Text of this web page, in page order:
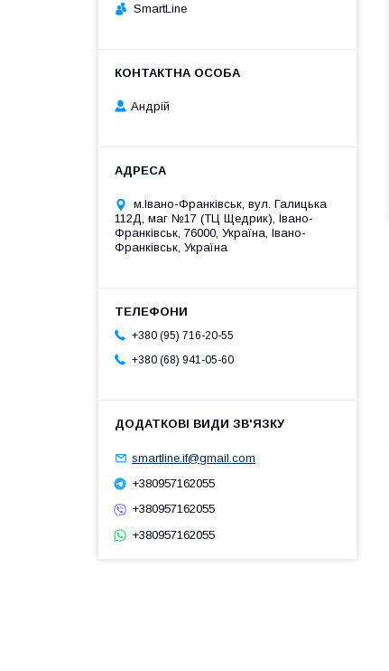
SmartLine
Андрій
м.Івано-Франківськ, вул. Галицька
112Д, маг №17 (ТЦ Щедрик), Івано-
Франківськ, 76000, Україна, Івано-
Франківськ, Україна
+380 (95) 716-20-55
+380 (68) 941-05-60
smartline.if@gmail.com
+380957162055
+380957162055
+380957162055